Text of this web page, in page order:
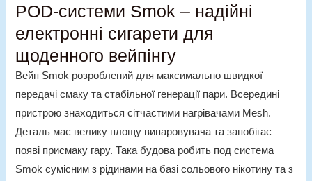
POD-системи Smok – надійні
електронні сигарети для
щоденного вейпінгу
Вейп Smok розроблений для максимально швидкої
передачі смаку та стабільної генерації пари. Всередині
пристрою знаходиться сітчастими нагрівачами Mesh.
Деталь має велику площу випаровувача та запобігає
появі присмаку гару. Така будова робить под система
Smokсумісним з рідинами на базі сольового нікотину та з